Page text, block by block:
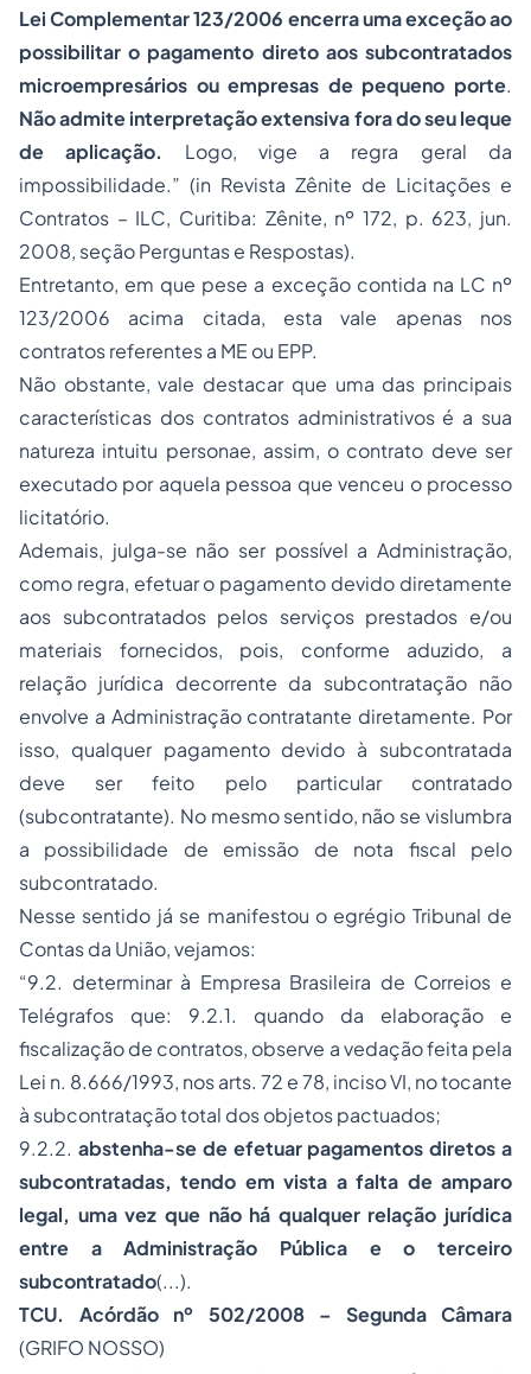
Lei Complementar 123/2006 encerra uma exceção ao
possibilitar o pagamento direto aos subcontratados
microempresários ou empresas de pequeno porte.
Não admite interpretação extensiva fora do seu leque
de aplicação.
Logo, vige a regra geral da
impossibilidade.” (in Revista Zênite de Licitações e
Contratos – ILC, Curitiba: Zênite, nº 172, p. 623, jun.
2008, seção Perguntas e Respostas).
Entretanto, em que pese a exceção contida na LC nº
123/2006 acima citada, esta vale apenas nos
contratos referentes a ME ou EPP.
Não obstante, vale destacar que uma das principais
características dos contratos administrativos é a sua
natureza intuitu personae, assim, o contrato deve ser
executado por aquela pessoa que venceu o processo
licitatório.
Ademais, julga-se não ser possível a Administração,
como regra, efetuar o pagamento devido diretamente
aos subcontratados pelos serviços prestados e/ou
materiais fornecidos, pois, conforme aduzido, a
relação jurídica decorrente da subcontratação não
envolve a Administração contratante diretamente. Por
isso, qualquer pagamento devido à subcontratada
deve ser feito pelo particular contratado
(subcontratante). No mesmo sentido, não se vislumbra
a possibilidade de emissão de nota fiscal pelo
subcontratado.
Nesse sentido já se manifestou o egrégio Tribunal de
Contas da União, vejamos:
“9.2. determinar à Empresa Brasileira de Correios e
Telégrafos que: 9.2.1. quando da elaboração e
fiscalização de contratos, observe a vedação feita pela
Lei n. 8.666/1993, nos arts. 72 e 78, inciso VI, no tocante
à subcontratação total dos objetos pactuados;
9.2.2. abstenha-se de efetuar pagamentos diretos a
subcontratadas, tendo em vista a falta de amparo
legal, uma vez que não há qualquer relação jurídica
entre a Administração Pública e o terceiro
subcontratado(...).
TCU. Acórdão nº 502/2008 – Segunda Câmara
(GRIFO NOSSO)